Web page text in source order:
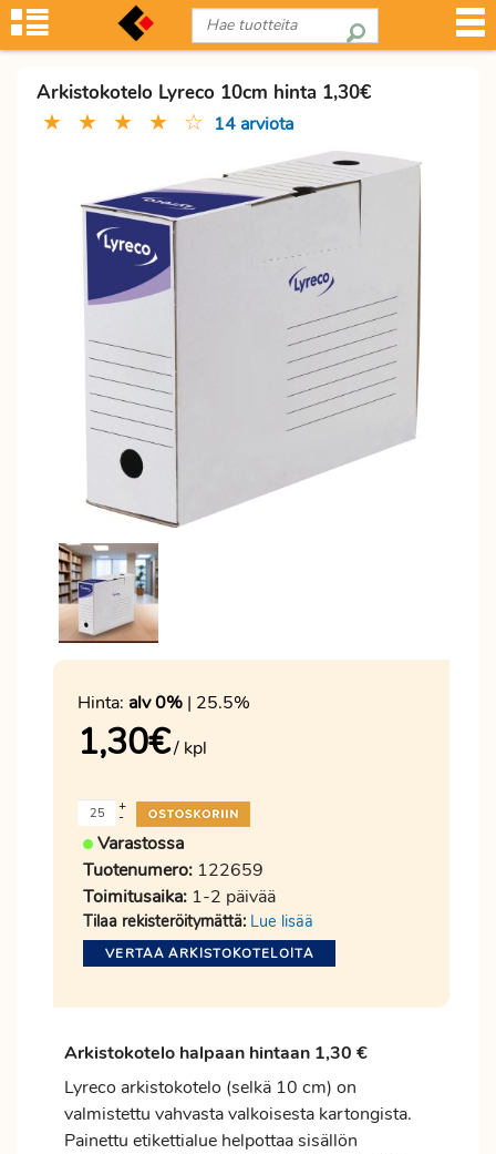
Arkistokotelo Lyreco 10cm hinta 1,30€
★ ★ ★ ★ ☆ 14 arviota
Hinta: alv 0% | 25.5%
1,30€/ kpl
-
+
Varastossa
Tuotenumero: 122659
Toimitusaika: 1-2 päivää
Tilaa rekisteröitymättä: Lue lisää
VERTAA ARKISTOKOTELOITA
Arkistokotelo halpaan hintaan 1,30 €
Lyreco arkistokotelo (selkä 10 cm) on
valmistettu vahvasta valkoisesta kartongista.
Painettu etikettialue helpottaa sisällön